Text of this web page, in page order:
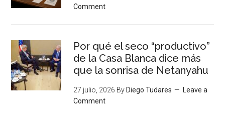
Comment
Por qué el seco “productivo”
de la Casa Blanca dice más
que la sonrisa de Netanyahu
27 julio, 2026 By Diego Tudares
Leave a
Comment